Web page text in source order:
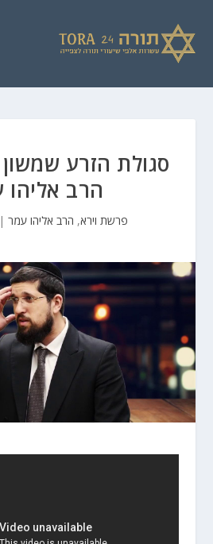
סגולת הזרע
הרב אליהו
פרשת וירא, הרב אליהו עמר